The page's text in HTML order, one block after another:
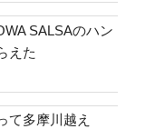
SALSAのハン
えた
て多摩川越え